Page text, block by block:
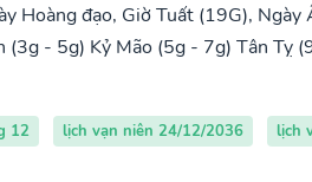
Hoàng đạo, Giờ Tuất (19G),
(3g - 5g) Kỷ Mão (5g - 7g) Tân Tỵ
12 lịch vạn niên 24/12/2036 lịch